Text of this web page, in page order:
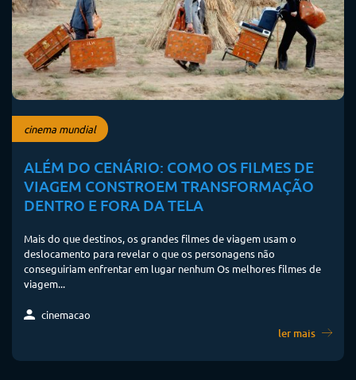
cinema mundial
ALÉM DO CENÁRIO: COMO OS FILMES DE
VIAGEM CONSTROEM TRANSFORMAÇÃO
DENTRO E FORA DA TELA
Mais do que destinos, os grandes filmes de viagem usam o
deslocamento para revelar o que os personagens não
conseguiriam enfrentar em lugar nenhum Os melhores filmes de
viagem...
cinemacao
ler mais